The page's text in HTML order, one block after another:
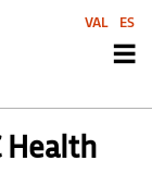
Health
VAL ES